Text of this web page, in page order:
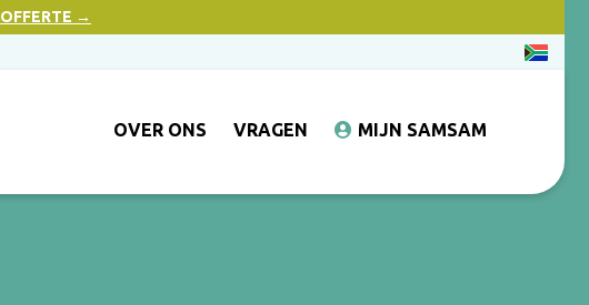
→
OVER ONS VRAGEN MIJN SAMSAM